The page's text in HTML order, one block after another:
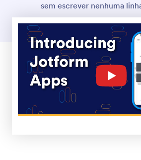
sem escrever nenhuma